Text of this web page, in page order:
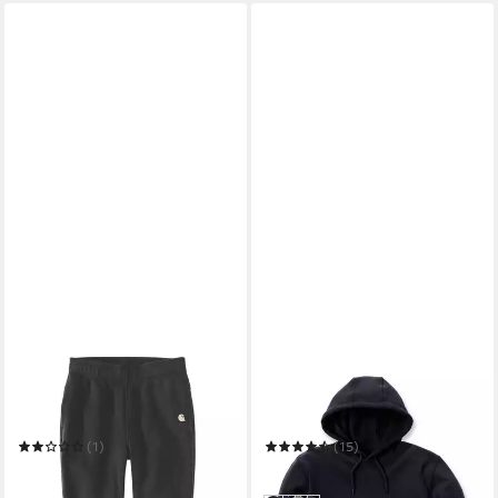
CARHARTT
Arbeitshose 105510-N04
Carhartt Sweatpant
(1)
77,75 €
in 3-4 Werktagen bei dir
Kapuzenpullover HOODED
SWEATSHIRT
(15)
81,48 €
in 3-4 Werktagen bei dir